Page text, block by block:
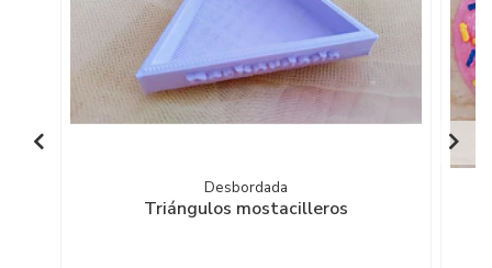
Desbordada
Triángulos mostacilleros